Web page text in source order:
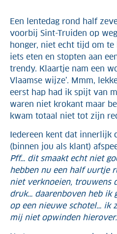
Een lentedag rond half
voorbij Sint-Truiden op
honger, niet echt tijd om
iets eten en stopten aan
trendy. Klaartje nam een
Vlaamse wijze’. Mmm,
eerst hap had ik spijt van
waren niet krokant maar
kwam totaal niet tot zijn
Iedereen kent dat innerlijk
(binnen jou als klant)
Pff… dit smaakt echt niet
hebben nu een half uurtje
niet verknoeien, trouwens
druk… daarenboven heb ik
op een nieuwe schotel… ik
mij niet opwinden